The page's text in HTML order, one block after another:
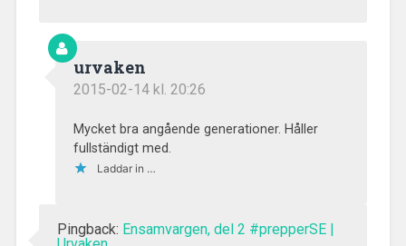
urvaken
2015-02-14 kl. 20:26
Mycket bra angående generationer. Håller
fullständigt med.
Laddar in …
Pingback: Ensamvargen, del 2 #prepperSE |